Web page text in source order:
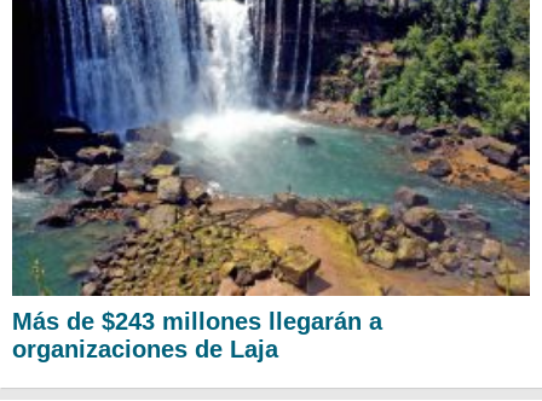
Más de $243 millones llegarán a
organizaciones de Laja